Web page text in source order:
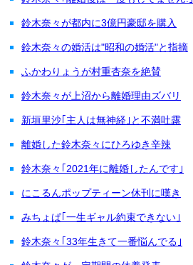
鈴木奈々が都内に3億円豪邸を購入
鈴木奈々の婚活は"昭和の婚活"と指摘
ふかわりょうが村重杏奈を絶賛
鈴木奈々が上沼から離婚理由ズバリ
新垣里沙｢主人は無神経｣と不満吐露
離婚した鈴木奈々にひろゆき辛辣
鈴木奈々｢2021年に離婚したんです｣
にこるんポップティーン休刊に嘆き
みちょぱ｢一生ギャル約束できない｣
鈴木奈々｢33年生きて一番悩んでる｣